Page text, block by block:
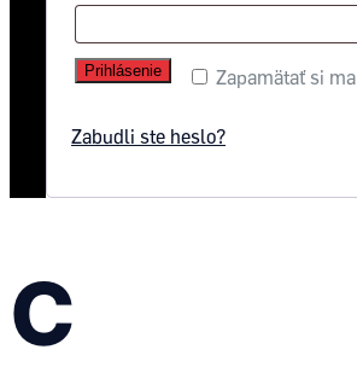
Zapamätať si ma
Prihlásenie
Zabudli ste heslo?
C